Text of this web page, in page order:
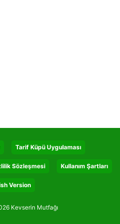
Tarif Küpü Uygulaması
Sözleşmesi Kullanım Şartları
Version
Kevserin Mutfağı